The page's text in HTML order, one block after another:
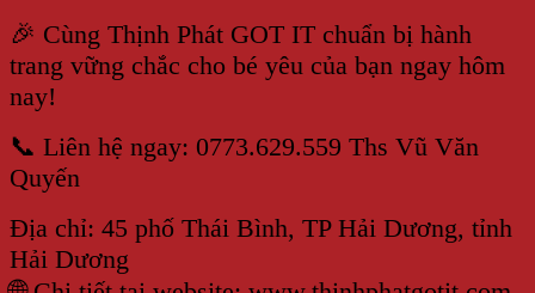
🎉 Cùng Thịnh Phát GOT IT chuẩn bị hành
trang vững chắc cho bé yêu của bạn ngay hôm
nay!
📞 Liên hệ ngay: 0773.629.559 Ths Vũ Văn
Quyến
Địa chỉ: 45 phố Thái Bình, TP Hải Dương, tỉnh
Hải Dương